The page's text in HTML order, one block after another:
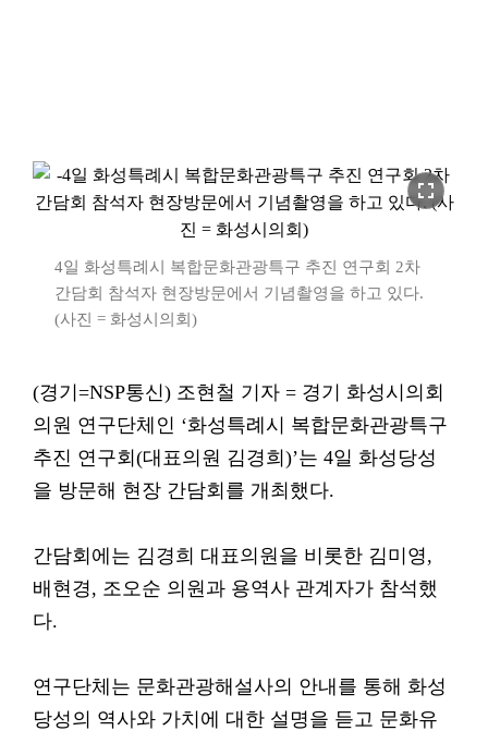
fullscreen
4일 화성특례시 복합문화관광특구 추진 연구회 2차
간담회 참석자 현장방문에서 기념촬영을 하고 있다.
(사진 = 화성시의회)
(경기=NSP통신) 조현철 기자 = 경기 화성시의회
의원 연구단체인 ‘화성특례시 복합문화관광특구
추진 연구회(대표의원 김경희)’는 4일 화성당성
을 방문해 현장 간담회를 개최했다.
간담회에는 김경희 대표의원을 비롯한 김미영,
배현경, 조오순 의원과 용역사 관계자가 참석했
다.
연구단체는 문화관광해설사의 안내를 통해 화성
당성의 역사와 가치에 대한 설명을 듣고 문화유